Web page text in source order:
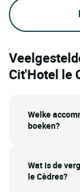
Cit'Hotel le
Welke
boeken?
Wat is de
le Cèdres?